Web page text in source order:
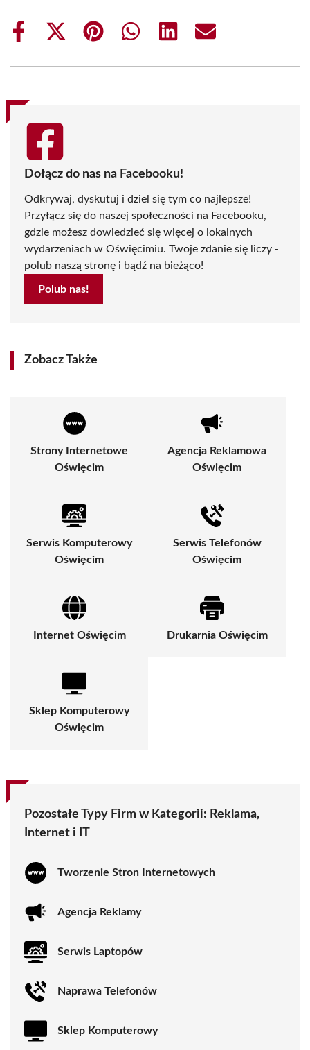
Share
Share
(Twitter)
Share
Share
Share
Share
Dołącz do nas na Facebooku!
Odkrywaj, dyskutuj i dziel się tym co najlepsze!
Przyłącz się do naszej społeczności na Facebooku,
gdzie możesz dowiedzieć się więcej o lokalnych
wydarzeniach w Oświęcimiu. Twoje zdanie się liczy -
polub naszą stronę i bądź na bieżąco!
Polub nas!
Zobacz Także
Strony Internetowe
Oświęcim
Agencja Reklamowa
Oświęcim
Serwis Komputerowy
Oświęcim
Serwis Telefonów
Oświęcim
Internet Oświęcim Drukarnia Oświęcim
Sklep Komputerowy
Oświęcim
Pozostałe Typy Firm w Kategorii: Reklama,
Internet i IT
Tworzenie Stron Internetowych
Agencja Reklamy
Serwis Laptopów
Naprawa Telefonów
Sklep Komputerowy